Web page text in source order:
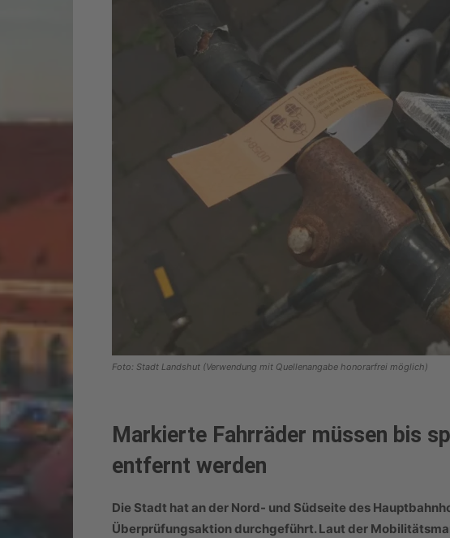
Foto: Stadt Landshut (Verwendung mit Quellenangabe honorarfrei möglich)
Markierte Fahrräder müssen bis
entfernt werden
Die Stadt hat an der Nord- und Südseite des
Überprüfungsaktion durchgeführt. Laut der